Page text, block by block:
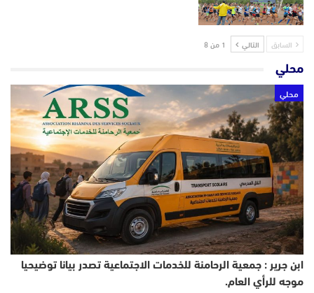
السابق التالي 1 من 8
محلي
محلي
ابن جرير : جمعية الرحامنة للخدمات الاجتماعية تصدر بيانا توضيحيا
موجه للرأي العام.